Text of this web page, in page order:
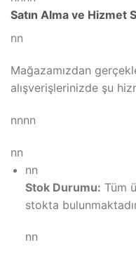
Satın Alma ve Hizmet
nn
Mağazamızdan
alışverişlerinizde şu
nnnn
nn
nn
Stok Durumu: Tüm
stokta
nn